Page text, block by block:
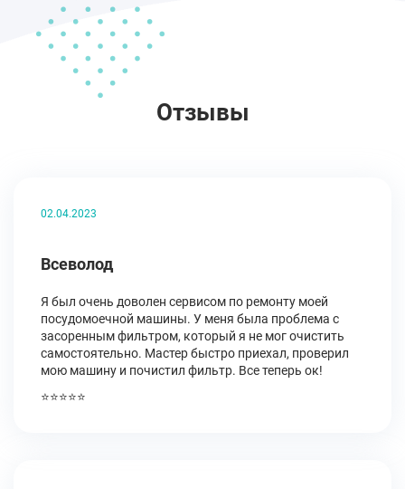
Отзывы
02.04.2023
Всеволод
Я был очень доволен сервисом по ремонту моей
посудомоечной машины. У меня была проблема с
засоренным фильтром, который я не мог очистить
самостоятельно. Мастер быстро приехал, проверил
мою машину и почистил фильтр. Все теперь ок!
⭐⭐⭐⭐⭐